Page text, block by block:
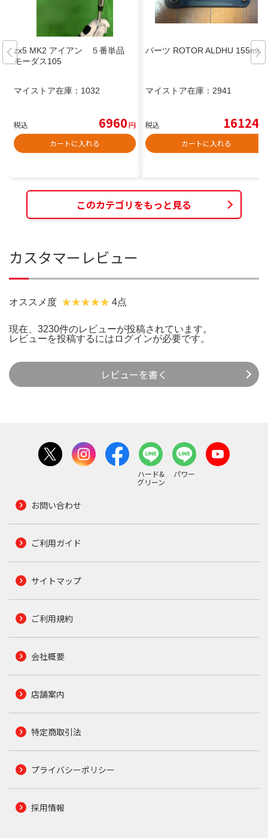
zx5 MK2 アイアン ５番単品
モーダス105
マイストア在庫： 1032
税込 6960円
カートに入れる
パーツ ROTOR ALDHU 155mm
マイストア在庫： 2941
税込 16124
カートに入れる
このカテゴリをもっと見る
カスタマーレビュー
オススメ度 4点
現在、3230件のレビューが投稿されています。
レビューを投稿するには ログインが必要です。
レビューを書く
ハード&
グリーン
パワー
お問い合わせ
ご利用ガイド
サイトマップ
ご利用規約
会社概要
店舗案内
特定商取引法
プライバシーポリシー
採用情報